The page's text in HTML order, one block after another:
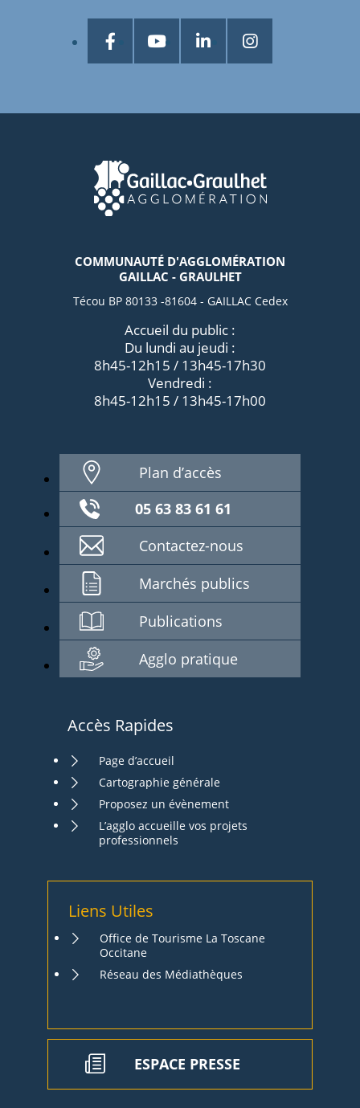
COMMUNAUTÉ D'AGGLOMÉRATION
GAILLAC - GRAULHET
Técou BP 80133 -81604 - GAILLAC Cedex
Accueil du public :
Du lundi au jeudi :
8h45-12h15 / 13h45-17h30
Vendredi :
8h45-12h15 / 13h45-17h00
Plan d’accès
05 63 83 61 61
Contactez-nous
Marchés publics
Publications
Agglo pratique
Accès Rapides
Page d’accueil
Cartographie générale
Proposez un évènement
L’agglo accueille vos projets
professionnels
Liens Utiles
Office de Tourisme La Toscane
Occitane
Réseau des Médiathèques
ESPACE PRESSE